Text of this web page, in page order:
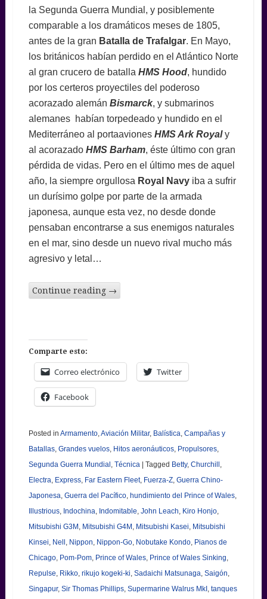
la Segunda Guerra Mundial, y posiblemente
comparable a los dramáticos meses de 1805,
antes de la gran Batalla de Trafalgar. En Mayo,
los británicos habían perdido en el Atlántico Norte
al gran crucero de batalla HMS Hood, hundido
por los certeros proyectiles del poderoso
acorazado alemán Bismarck, y submarinos
alemanes habían torpedeado y hundido en el
Mediterráneo al portaaviones HMS Ark Royal y
al acorazado HMS Barham, éste último con gran
pérdida de vidas. Pero en el último mes de aquel
año, la siempre orgullosa Royal Navyiba a sufrir
un durísimo golpe por parte de la armada
japonesa, aunque esta vez, no desde donde
pensaban encontrarse a sus enemigos naturales
en el mar, sino desde un nuevo rival mucho más
agresivo y letal…
Continue reading →
Comparte esto:
Correo electrónico Twitter
Facebook
Posted in Armamento,Aviación Militar, Balística, Campañas y
Batallas, Grandes vuelos, Hitos aeronáuticos, Propulsores,
Segunda Guerra Mundial , Técnica Tagged Betty, Churchill ,
Electra, Express, Far Eastern Fleet, Fuerza-Z, Guerra Chino-
Japonesa, Guerra del Pacífico, hundimiento del Prince of Wales,
Illustrious, Indochina, Indomitable, John Leach, Kiro Honjo,
Mitsubishi G3M , Mitsubishi G4M , Mitsubishi Kasei, Mitsubishi
Kinsei, Nell , Nippon, Nippon-Go, Nobutake Kondo, Pianos de
Chicago, Pom-Pom, Prince of Wales, Prince of Wales Sinking,
Repulse, Rikko, rikujo kogeki-ki, Sadaichi Matsunaga, Saigón,
Singapur, Sir Thomas Phillips, Supermarine Walrus MkI , tanques